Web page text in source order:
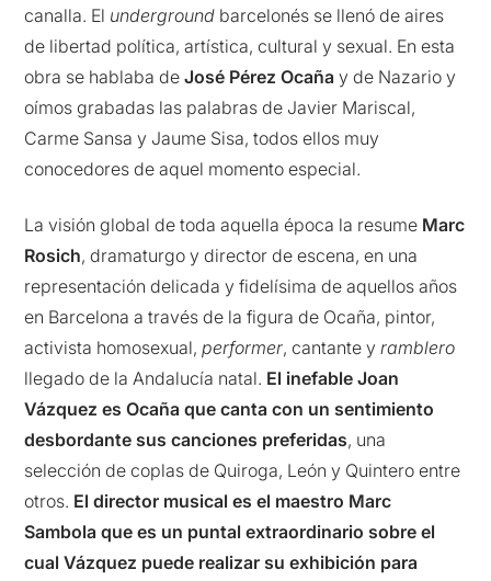
canalla. El underground barcelonés se llenó de aires
de libertad política, artística, cultural y sexual. En esta
obra se hablaba deJosé Pérez Ocañay de Nazario y
oímos grabadas las palabras de Javier Mariscal,
Carme Sansa y Jaume Sisa, todos ellos muy
conocedores de aquel momento especial.
La visión global de toda aquella época la resume Marc
Rosich, dramaturgo y director de escena, en una
representación delicada y fidelísima de aquellos años
en Barcelona a través de la figura de Ocaña, pintor,
activista homosexual,performer, cantante yramblero
llegado de la Andalucía natal. El inefable Joan
Vázquez es Ocaña que canta con un sentimiento
desbordante sus canciones preferidas, una
selección de coplas de Quiroga, León y Quintero entre
otros. El director musical es el maestro Marc
Sambola que es un puntal extraordinario sobre el
cual Vázquez puede realizar su exhibición para